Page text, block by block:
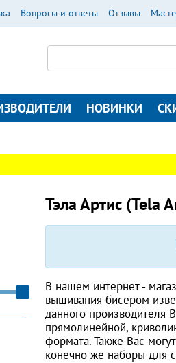
Вопросы и ответы Отзывы
НОВИНКИ
Тэла Артис (Tela
В нашем интернет -
вышивания бисером
данного производителя
прямолинейной,
формата. Также Вас
конечно же наборы для